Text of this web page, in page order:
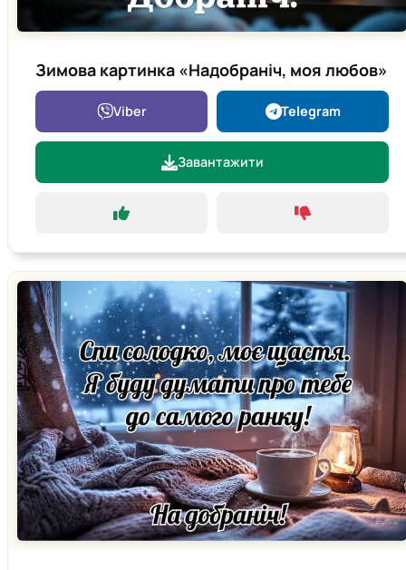
Зимова картинка «Надобраніч, моя любов»
Viber Telegram
Завантажити